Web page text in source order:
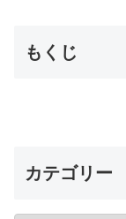
もくじ
カテゴリー